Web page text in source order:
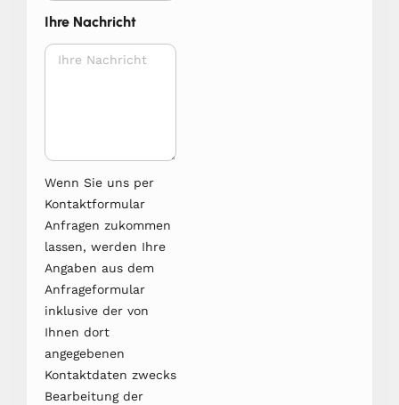
Ihre Nachricht
Wenn Sie uns per
Kontaktformular
Anfragen zukommen
lassen, werden Ihre
Angaben aus dem
Anfrageformular
inklusive der von
Ihnen dort
angegebenen
Kontaktdaten zwecks
Bearbeitung der